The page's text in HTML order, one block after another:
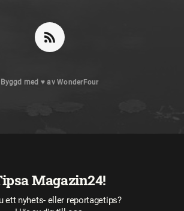
Byggd med ♥ avWonderFour
Magazin24!
ett nyhets- eller reportagetips?